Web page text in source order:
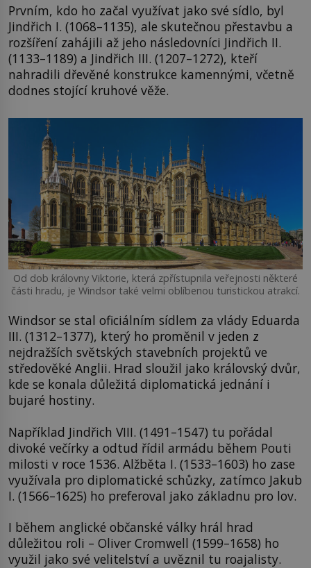
Prvním, kdo ho začal využívat jako své sídlo, byl
Jindřich I. (1068–1135), ale skutečnou přestavbu a
rozšíření zahájili až jeho následovníci Jindřich II.
(1133–1189) a Jindřich III. (1207–1272), kteří
nahradili dřevěné konstrukce kamennými, včetně
dodnes stojící kruhové věže.
Od dob královny Viktorie, která zpřístupnila veřejnosti některé
části hradu, je Windsor také velmi oblíbenou turistickou atrakcí.
Windsor se stal oficiálním sídlem za vlády Eduarda
III. (1312–1377), který ho proměnil v jeden z
nejdražších světských stavebních projektů ve
středověké Anglii. Hrad sloužil jako královský dvůr,
kde se konala důležitá diplomatická jednání i
bujaré hostiny.
Například Jindřich VIII. (1491–1547) tu pořádal
divoké večírky a odtud řídil armádu během Pouti
milosti v roce 1536. Alžběta I. (1533–1603) ho zase
využívala pro diplomatické schůzky, zatímco Jakub
I. (1566–1625) ho preferoval jako základnu pro lov.
I během anglické občanské války hrál hrad
důležitou roli – Oliver Cromwell (1599–1658) ho
využil jako své velitelství a uvěznil tu roajalisty.